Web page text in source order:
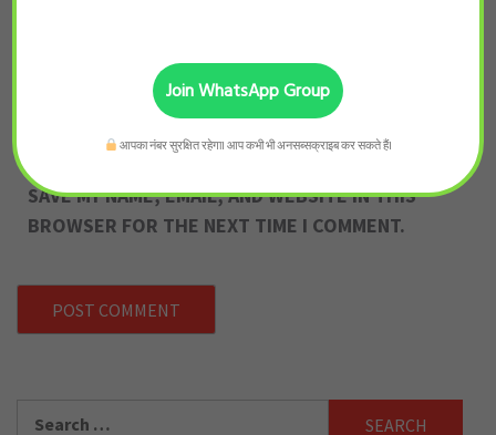
SAVE MY NAME, EMAIL, AND WEBSITE IN THIS
BROWSER FOR THE NEXT TIME I COMMENT.
Join WhatsApp Group
आपका नंबर सुरक्षित रहेगा। आप कभी भी अनसब्सक्राइब कर सकते हैं।